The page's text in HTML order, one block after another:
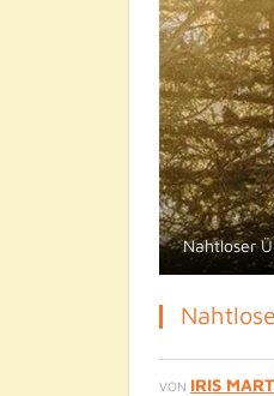
Nahtloser
VON IRIS